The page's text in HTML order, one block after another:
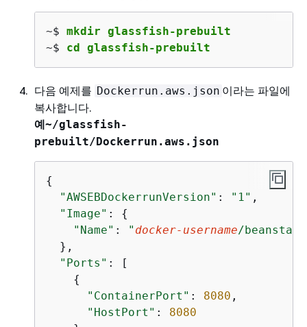
~$ mkdir glassfish-prebuilt
~$ cd glassfish-prebuilt
다음 예제를 Dockerrun.aws.json 이라는 파일에
복사합니다.
예~/glassfish-
prebuilt/Dockerrun.aws.json
{
"AWSEBDockerrunVersion" : "1" ,
"Image" : {
"Name" : " docker-username/
  },
"Ports" : [
{
"ContainerPort" : 8080 ,
"HostPort" : 8080